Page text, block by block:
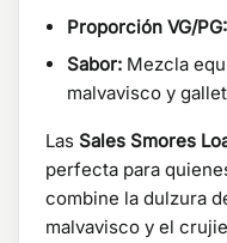
Proporción VG/PG:
Sabor: Mezcla
malvavisco y
Las Sales Smores
perfecta para
combine la dulzura
malvavisco y el